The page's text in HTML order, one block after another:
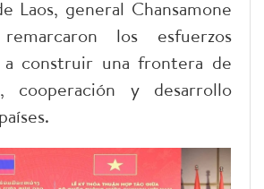
Laos, general Chansamone
remarcaron los esfuerzos
a construir una frontera de
cooperación y desarrollo